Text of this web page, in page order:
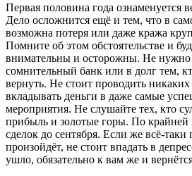
Первая половина года ознаменуется
Дело осложнится ещё и тем, что в
возможна потеря или даже кража
Помните об этом обстоятельстве и
внимательны и осторожны. Не нужно
сомнительный банк или в долг тем,
вернуть. Не стоит проводить
вкладывать деньги в даже самые
мероприятия. Не слушайте тех, кто
прибыль и золотые горы. По крайней
сделок до сентября. Если же всё-таки
произойдёт, не стоит впадать в
ушло, обязательно к вам же и